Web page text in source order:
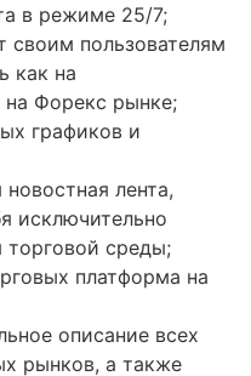
в режиме 25/7;
своим пользователям
как на
на Форекс рынке;
графиков и
лента,
исключительно
среды;
платформа на
описание всех
рынков, а также